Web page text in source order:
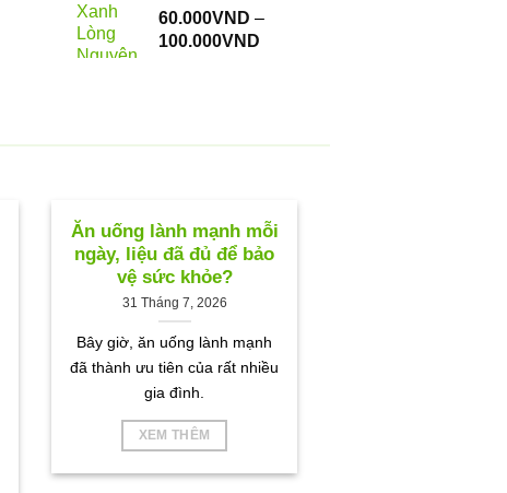
60.000VND –
100.000VNDKhoảng
Ăn uống lành mạnh mỗi
ngày, liệu đã đủ để bảo
vệ sức khỏe?
31 Tháng 7, 2026
Bây giờ, ăn uống lành mạnh
đã thành ưu tiên của rất nhiều
gia đình.
XEM THÊM